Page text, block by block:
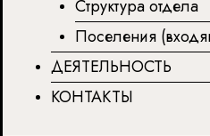
Структура отдела
Поселения
ДЕЯТЕЛЬНОСТЬ
КОНТАКТЫ